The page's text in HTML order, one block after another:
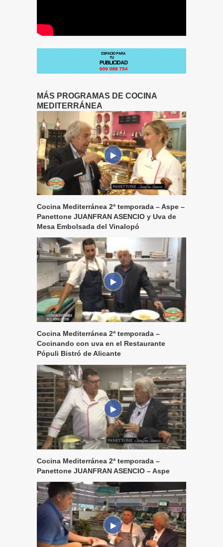
MÁS PROGRAMAS DE COCINA
MEDITERRÁNEA
Cocina Mediterránea 2ª temporada – Aspe –
Panettone JUANFRAN ASENCIO y Uva de
Mesa Embolsada del Vinalopó
Cocina Mediterránea 2ª temporada –
Cocinando con uva en el Restaurante
Pópuli Bistró de Alicante
Cocina Mediterránea 2ª temporada –
Panettone JUANFRAN ASENCIO – Aspe